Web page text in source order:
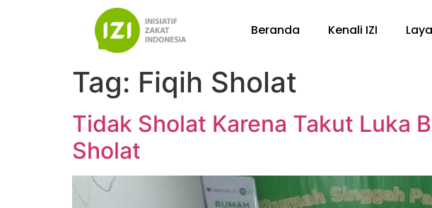
Beranda Kenali IZI
Tag: Fiqih Sholat
Tidak Sholat Karena Takut Luka
Sholat